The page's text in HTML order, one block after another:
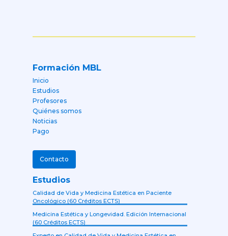
Formación MBL
Inicio
Estudios
Profesores
Quiénes somos
Noticias
Pago
Contacto
Estudios
Calidad de Vida y Medicina Estética en Paciente
Oncológico (60 Créditos ECTS)
Medicina Estética y Longevidad. Edición Internacional
(60 Créditos ECTS)